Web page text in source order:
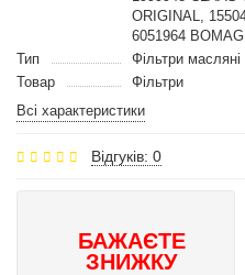
ORIGINAL,
6051964 BOMAG
Тип
Фільтри масляні
Товар
Фільтри
Всі характеристики
Відгуків: 0
БАЖАЄТЕ
ЗНИЖКУ